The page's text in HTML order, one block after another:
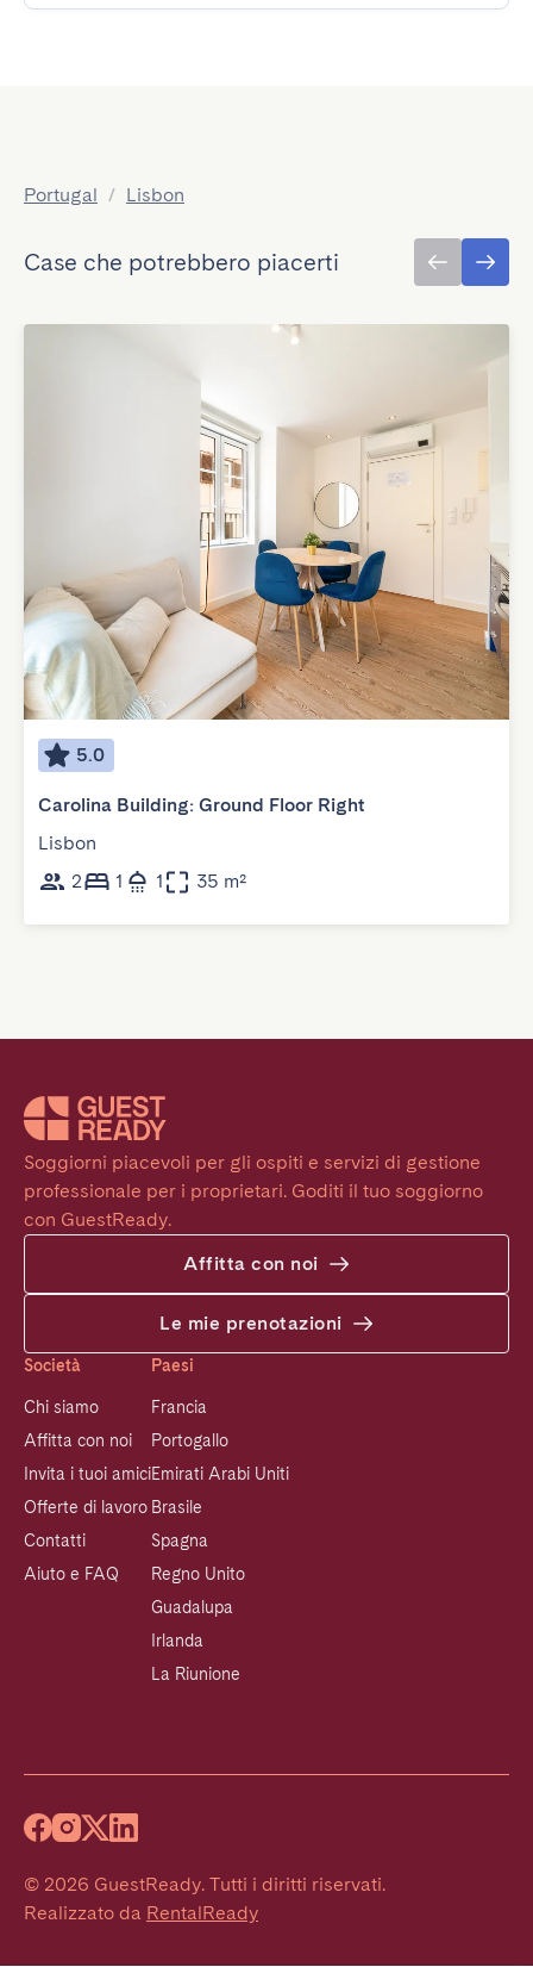
Portugal / Lisbon
Case che potrebbero piacerti
5.0
Carolina Building: Ground Floor Right
Lisbon
2
1 1 35 m²
Soggiorni piacevoli per gli ospiti e servizi di gestione
professionale per i proprietari. Goditi il tuo soggiorno
con GuestReady.
Affitta con noi
Le mie prenotazioni
Società
Chi siamo
Affitta con noi
Invita i tuoi amici
Offerte di lavoro
Contatti
Aiuto e FAQ
Paesi
Francia
Portogallo
Emirati Arabi Uniti
Brasile
Spagna
Regno Unito
Guadalupa
Irlanda
La Riunione
© 2026 GuestReady. Tutti i diritti riservati.
Realizzato da RentalReady